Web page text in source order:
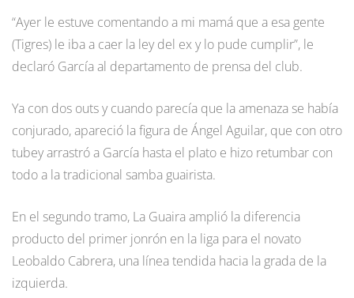
“Ayer le estuve comentando a mi mamá que a esa gente
(Tigres) le iba a caer la ley del ex y lo pude cumplir”, le
declaró García al departamento de prensa del club.
Ya con dos outs y cuando parecía que la amenaza se había
conjurado, apareció la figura de Ángel Aguilar, que con otro
tubey arrastró a García hasta el plato e hizo retumbar con
todo a la tradicional samba guairista.
En el segundo tramo, La Guaira amplió la diferencia
producto del primer jonrón en la liga para el novato
Leobaldo Cabrera, una línea tendida hacia la grada de la
izquierda.